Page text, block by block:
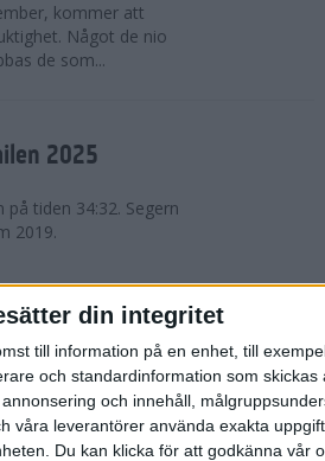
din integritet
till information på en enhet, till
och standardinformation som skickas
och innehåll,
våra leverantörer använda exakta
Du kan klicka för att godkänna vår
kommer att
Något de nio
de som...
2025
tiden 34:32. Segern
2019.
adidas
avgjordes i
lite vind. Totalt